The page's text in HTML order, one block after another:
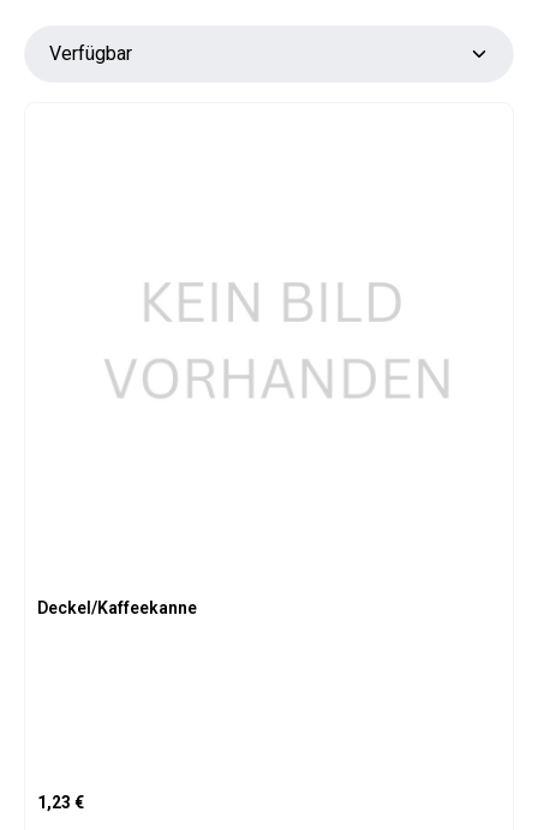
Deckel/Kaffeekanne
Regulärer Preis:
1,23 €